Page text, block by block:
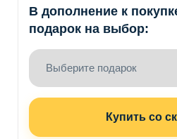
В дополнение к
подарок на выбор:
Выберите подарок
Купить со